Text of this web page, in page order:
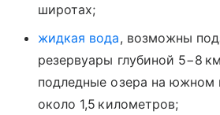
широтах;
жидкая вода, возможны
резервуары глубиной 5−8
подледные озера на южном
около 1,5 километров;